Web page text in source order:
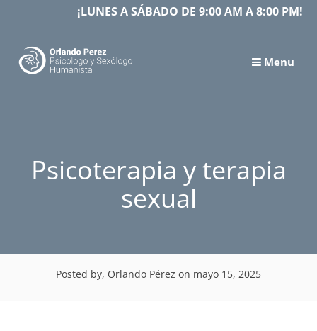
content
¡LUNES A SÁBADO DE 9:00 AM A 8:00 PM!
Menu
Psicoterapia y terapia
sexual
Posted by, Orlando Pérez on mayo 15, 2025